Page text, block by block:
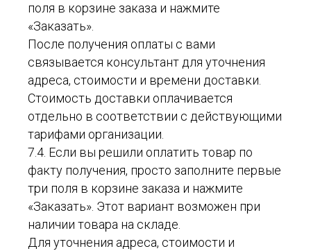
поля в корзине заказа и нажмите
«Заказать».
После получения оплаты с вами
связывается консультант для уточнения
адреса, стоимости и времени доставки.
Стоимость доставки оплачивается
отдельно в соответствии с действующими
тарифами организации.
7.4. Если вы решили оплатить товар по
факту получения, просто заполните первые
три поля в корзине заказа и нажмите
«Заказать». Этот вариант возможен при
наличии товара на складе.
Для уточнения адреса, стоимости и